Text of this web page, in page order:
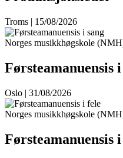
Troms | 15/08/2026
Norges musikkhøgskole
Førsteamanuensis i
Oslo | 31/08/2026
Norges musikkhøgskole
Førsteamanuensis